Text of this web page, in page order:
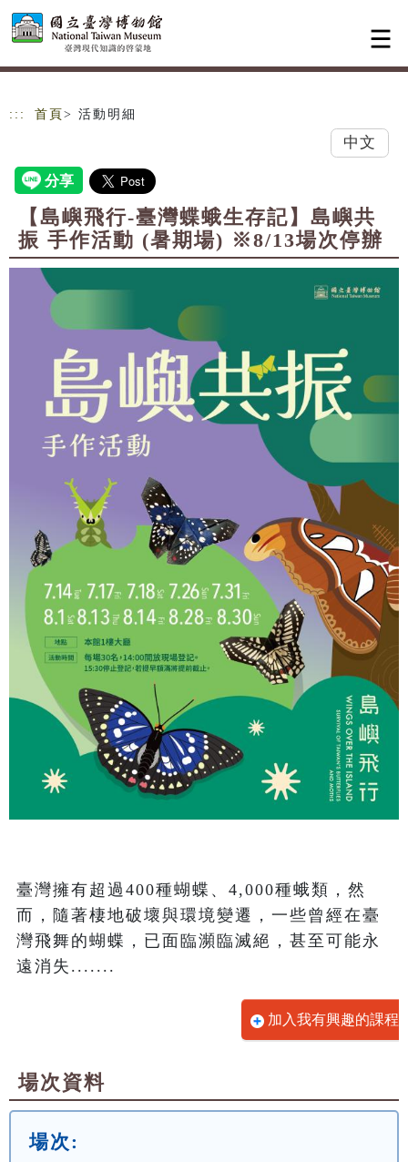
跳到主要內容
網站導覽
::: 首頁 > 活動明細
中文
【島嶼飛行-臺灣蝶蛾生存記】島嶼共
振 手作活動 (暑期場) ※8/13場次停辦
臺灣擁有超過400種蝴蝶、4,000種蛾類，然
而，隨著棲地破壞與環境變遷，一些曾經在臺
灣飛舞的蝴蝶，已面臨瀕臨滅絕，甚至可能永
遠消失.......
加入我有興趣的課程
場次資料
場次: